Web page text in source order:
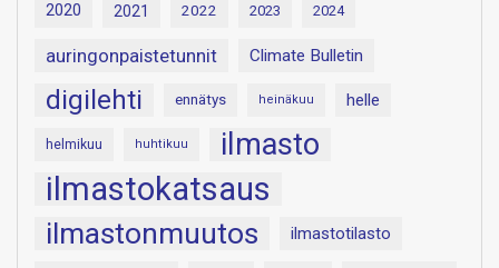
2020 2021 2022 2023 2024
auringonpaistetunnit Climate Bulletin
digilehti ennätys heinäkuu helle
helmikuu huhtikuu ilmasto
ilmastokatsaus
ilmastonmuutos ilmastotilasto